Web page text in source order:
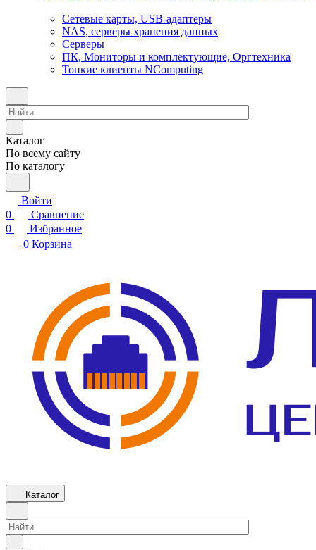
Сетевые карты, USB-адаптеры
NAS, серверы хранения данных
Серверы
ПК, Мониторы и комплектующие, Оргтехника
Тонкие клиенты NComputing
Каталог
По всему сайту
По каталогу
Войти
0
Сравнение
0
Избранное
0 Корзина
Каталог